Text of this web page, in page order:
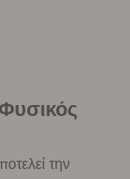
την